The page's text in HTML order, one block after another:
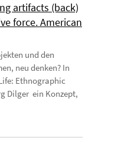
artifacts (back)
force. American
und den
neu denken? In
Ethnographic
Dilger ein Konzept,